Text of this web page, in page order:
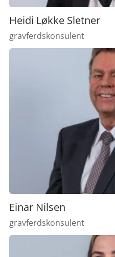
Heidi Løkke Sletner
gravferdskonsulent
Einar Nilsen
gravferdskonsulent